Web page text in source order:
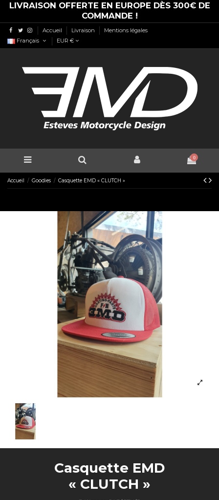
LIVRAISON OFFERTE EN EUROPE DÈS 300€ DE
COMMANDE !
Accueil Livraison
Mentions légales
Français
EUR €
0
Accueil Goodies Casquette EMD « CLUTCH »
Casquette EMD
« CLUTCH »